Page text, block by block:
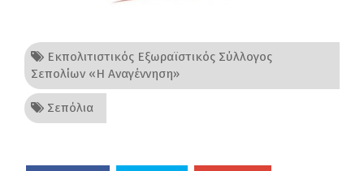
Εκπολιτιστικός Εξωραϊστικός Σύλλογος
Σεπολίων «Η Αναγέννηση»
Σεπόλια